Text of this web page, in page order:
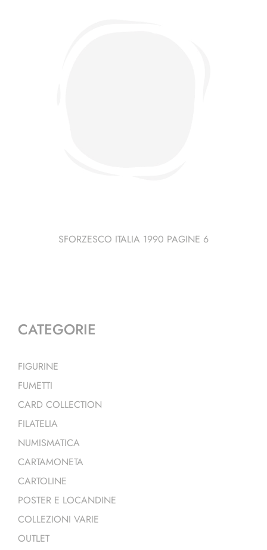
SFORZESCO ITALIA 1990 PAGINE 6
CATEGORIE
FIGURINE
FUMETTI
CARD COLLECTION
FILATELIA
NUMISMATICA
CARTAMONETA
CARTOLINE
POSTER E LOCANDINE
COLLEZIONI VARIE
OUTLET